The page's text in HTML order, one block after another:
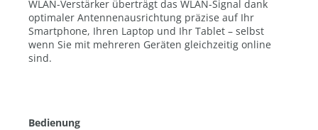
WLAN-Verstärker überträgt das WLAN-Signal dank
optimaler Antennenausrichtung präzise auf Ihr
Smartphone, Ihren Laptop und Ihr Tablet – selbst
wenn Sie mit mehreren Geräten gleichzeitig online
sind.
Bedienung